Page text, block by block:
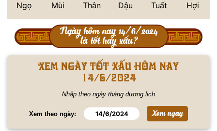
Ngọ Mùi Thân Dậu Tuất Hợi
Ngày hôm nay 14/6/2024
là tốt hay xấu?
Xem ngày tốt xấu hôm nay
14/6/2024
Nhập theo ngày tháng dương lịch
Xem theo ngày: